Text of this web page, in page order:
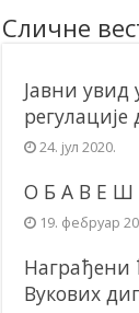
Сличне
Јавни
24. јул 2020.
О Б А В Е Ш
19. фебруар
Награђени
Вукових